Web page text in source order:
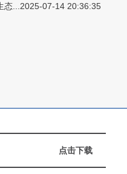
态...2025-07-14 20:36:35
点击下载